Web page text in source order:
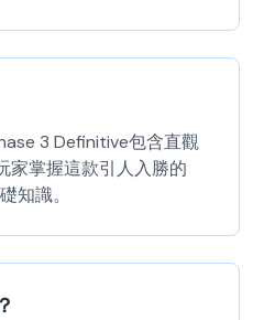
3 Definitive包含直觀
家掌握這款引人入勝的
知識。